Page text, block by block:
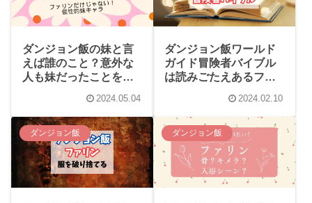
ダンジョン飯の妹と言
えば誰のこと？意外な
人も妹だったことを知
2024.05.04
ダンジョン飯ワールド
ガイド冒険者バイブル
は読みごたえあるファ
2024.02.10
ダンジョン飯 ダンジョン飯